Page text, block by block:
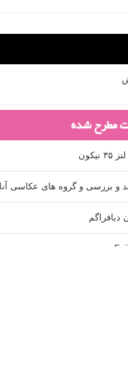
مطرح شده
و بررسی و گروه های عکاسی